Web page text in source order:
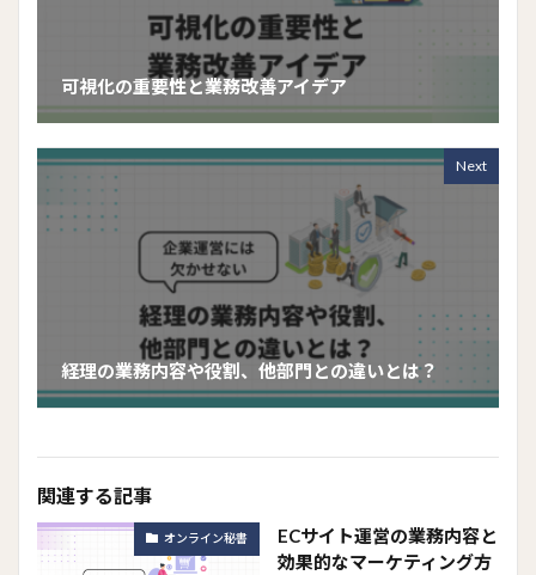
可視化の重要性と業務改善アイデア
Next
経理の業務内容や役割、他部門との違いとは？
関連する記事
オンライン秘書
ECサイト運営の業務内容と
効果的なマーケティング方